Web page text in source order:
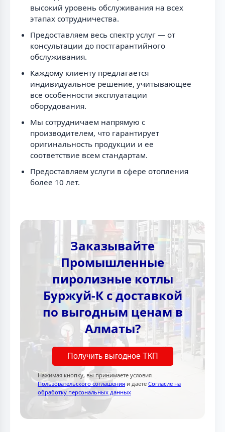
высокий уровень обслуживания на всех
этапах сотрудничества.
Предоставляем весь спектр услуг — от
консультации до постгарантийного
обслуживания.
Каждому клиенту предлагается
индивидуальное решение, учитывающее
все особенности эксплуатации
оборудования.
Мы сотрудничаем напрямую с
производителем, что гарантирует
оригинальность продукции и ее
соответствие всем стандартам.
Предоставляем услуги в сфере отопления
более 10 лет.
Заказывайте
Промышленные
пиролизные котлы
Буржуй-К с доставкой
по выгодным ценам в
Алматы?
Получить выгодное ТКП
Нажимая кнопку, вы принимаете условия
Пользовательского соглашения и даете Согласие на
обработку персональных данных